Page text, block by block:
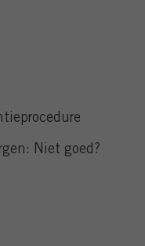
Niet goed?